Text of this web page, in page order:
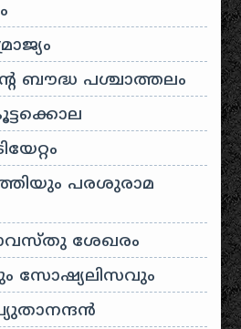
ബൗദ്ധ പശ്ചാത്തലം
പരശുരാമ
ശേഖരം
സോഷ്യലിസവും